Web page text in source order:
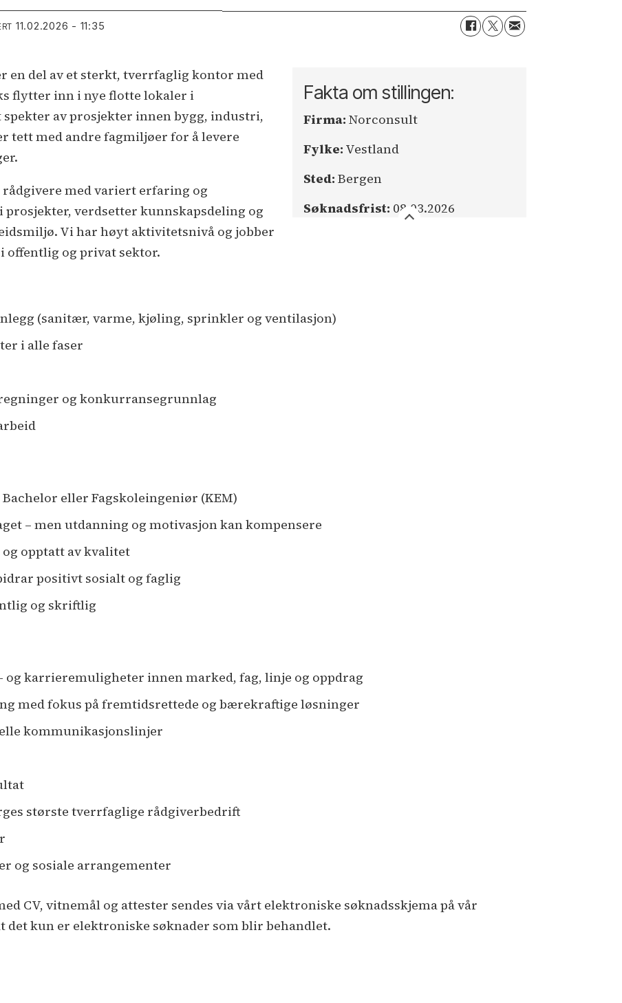
11.02.2026 - 11:35
Fakta om stillingen:
Firma: Norconsult
Fylke: Vestland
Sted: Bergen
Søknadsfrist: 08.03.2026
en del av et sterkt, tverrfaglig kontor med
flytter inn i nye flotte lokaler i
av prosjekter innen bygg, industri,
tett med andre fagmiljøer for å levere
rådgivere med variert erfaring og
verdsetter kunnskapsdeling og
Vi har høyt aktivitetsnivå og jobber
offentlig og privat sektor.
(sanitær, varme, kjøling, sprinkler og ventilasjon)
i alle faser
og konkurransegrunnlag
eller Fagskoleingeniør (KEM)
– men utdanning og motivasjon kan kompensere
opptatt av kvalitet
positivt sosialt og faglig
og skriftlig
og karrieremuligheter innen marked, fag, linje og oppdrag
med fokus på fremtidsrettede og bærekraftige løsninger
kommunikasjonslinjer
største tverrfaglige rådgiverbedrift
og sosiale arrangementer
CV, vitnemål og attester sendes via vårt elektroniske søknadsskjema på vår
det kun er elektroniske søknader som blir behandlet.